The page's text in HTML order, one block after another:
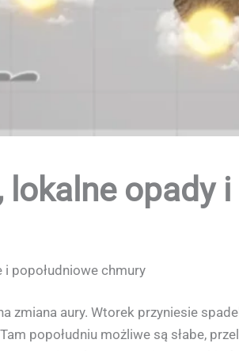
lokalne opady
popołudniowe chmury
zmiana aury. Wtorek przyniesie
popołudniu możliwe są słabe,